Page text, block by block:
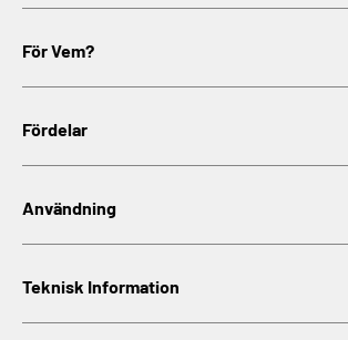
För Vem?
Fördelar
Användning
Teknisk Information